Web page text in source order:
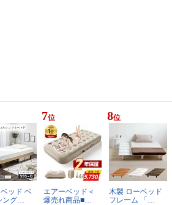
ッド ベ
ング…
7位
エアーベッド＜
爆売れ商品■…
8位
木製 ローベッド
フレーム 「…